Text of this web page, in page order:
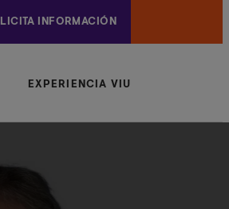
INFORMACIÓN
EXPERIENCIA VIU